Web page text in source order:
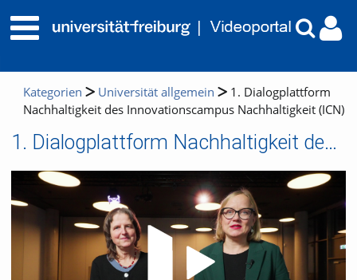
Kategorien Universität allgemein
1. Dialogplattform
Nachhaltigkeit des Innovationscampus Nachhaltigkeit (ICN)
1. Dialogplattform Nachhaltigkeit des Innovationscampus Nachhaltigkeit (ICN)